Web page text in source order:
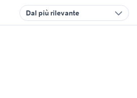
Dal più rilevante